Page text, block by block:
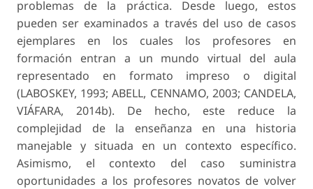
problemas de la práctica. Desde luego, estos
pueden ser examinados a través del uso de casos
ejemplares en los cuales los profesores en
formación entran a un mundo virtual del aula
representado en formato impreso o digital
(LABOSKEY, 1993; ABELL, CENNAMO, 2003; CANDELA,
VIÁFARA, 2014b). De hecho, este reduce la
complejidad de la enseñanza en una historia
manejable y situada en un contexto específico.
Asimismo, el contexto del caso suministra
oportunidades a los profesores novatos de volver